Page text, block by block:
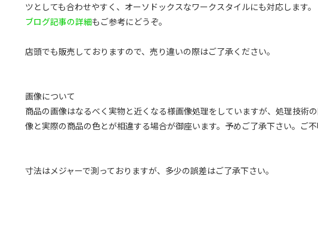
ツとしても合わせやすく、オーソドックスなワークスタイルにも対応します。
ブログ記事の詳細もご参考にどうぞ。
店頭でも販売しておりますので、売り違いの際はご了承ください。
画像について
商品の画像はなるべく実物と近くなる様画像処理をしていますが、処理技
像と実際の商品の色とが相違する場合が御座います。予めご了承下さい。ご
寸法はメジャーで測っておりますが、多少の誤差はご了承下さい。